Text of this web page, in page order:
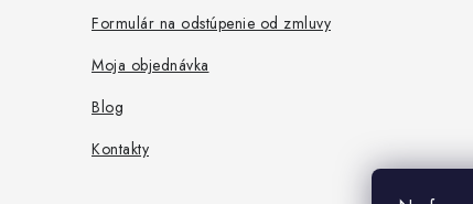
Formulár na odstúpenie od zmluvy
Moja objednávka
Blog
Kontakty